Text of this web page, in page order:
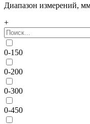
Диапазон измерений,
+
0-150
0-200
0-300
0-450